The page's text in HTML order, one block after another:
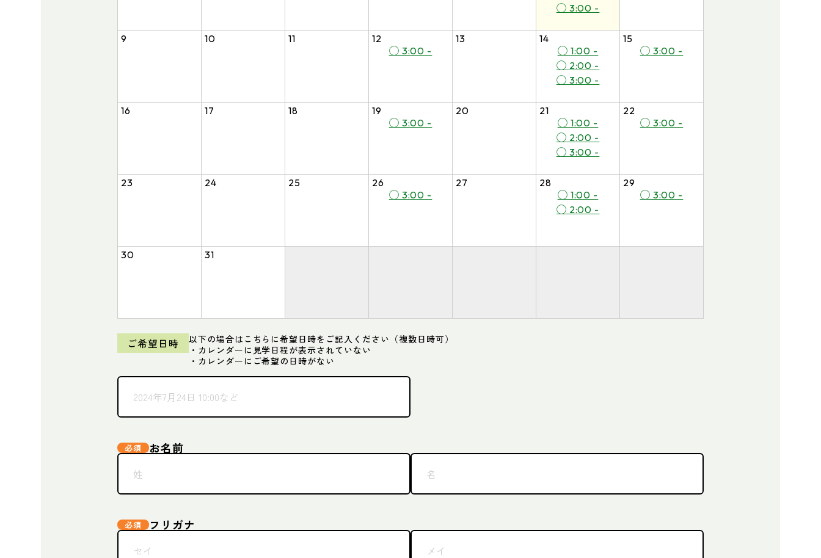
◯ 3:00 -
9 10 11
12
◯ 3:00 -
13
14
◯ 1:00 -
◯ 2:00 -
◯ 3:00 -
15
◯ 3:00 -
16 17 18
19
◯ 3:00 -
20
21
◯ 1:00 -
◯ 2:00 -
◯ 3:00 -
22
◯ 3:00 -
23 24 25
26
◯ 3:00 -
27
28
◯ 1:00 -
◯ 2:00 -
29
◯ 3:00 -
30 31
ご希望日時
以下の場合はこちらに希望日時をご記入ください（複数日時可）
・カレンダーに見学日程が表示されていない
・カレンダーにご希望の日時がない
お名前
フリガナ